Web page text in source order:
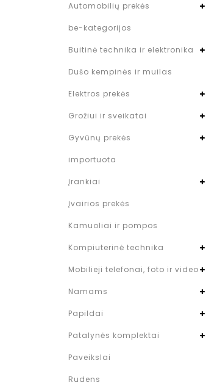
Automobilių prekės
be-kategorijos
Buitinė technika ir elektronika
Dušo kempinės ir muilas
Elektros prekės
Grožiui ir sveikatai
Gyvūnų prekės
importuota
Įrankiai
Įvairios prekės
Kamuoliai ir pompos
Kompiuterinė technika
Mobilieji telefonai, foto ir video
Namams
Papildai
Patalynės komplektai
Paveikslai
Rudens